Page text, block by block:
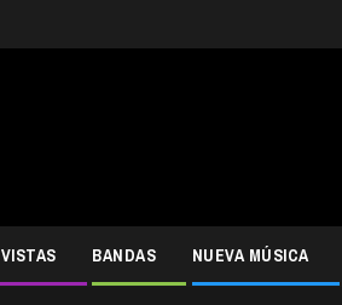
BANDAS NUEVA MÚSICA